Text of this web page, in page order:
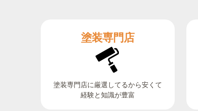
塗装専門店
塗装専門店に厳選してるから安くて
経験と知識が豊富